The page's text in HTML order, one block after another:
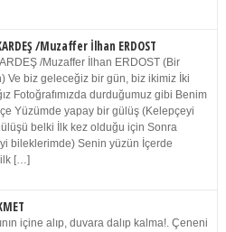
/Muzaffer İlhan ERDOST
/Muzaffer İlhan ERDOST (Bir
Ve biz geleceğiz bir gün, biz ikimiz İki
Fotoğrafımızda durduğumuz gibi Benim
Yüzümde yapay bir gülüş (Kelepçeyi
belki İlk kez olduğu için Sonra
bileklerimde) Senin yüzün İçerde
ilk […]
içine alıp, duvara dalıp kalma!. Çeneni